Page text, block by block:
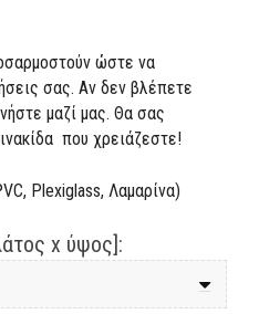
ώστε να
σας. Αν δεν βλέπετε
μαζί μας. Θα σας
που χρειάζεστε!
Plexiglass, Λαμαρίνα)
x ύψος]: